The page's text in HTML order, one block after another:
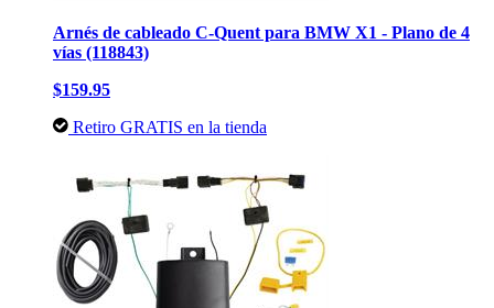
Arnés de cableado C-Quent para BMW X1 - Plano de 4
vías (118843)
$159.95
Retiro GRATIS en la tienda